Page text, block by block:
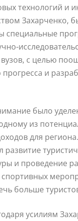
технологий и
Захарченко,
специальные
вузов, с целью
прогресса и
было
из
для
развитие
и проведение
спортивных
больше
усилиям